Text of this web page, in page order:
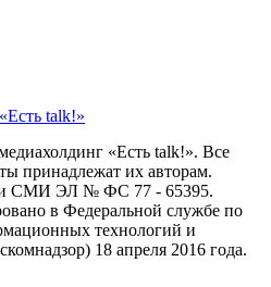
talk!»
«Есть talk!». Все
принадлежат их авторам.
СМИ ЭЛ № ФС 77 - 65395.
в Федеральной службе по
технологий и
18 апреля 2016 года.